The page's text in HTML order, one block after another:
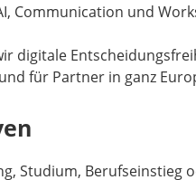
Communication und
digitale
für Partner in ganz
Studium, Berufseinstieg